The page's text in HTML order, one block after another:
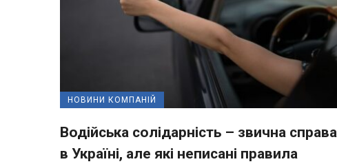
НОВИНИ КОМПАНІЙ
Водійська солідарність – звична справа
в Україні, але які неписані правила